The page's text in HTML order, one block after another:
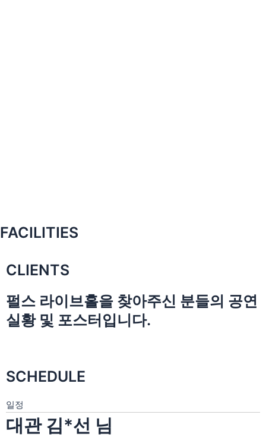
FACILITIES
CLIENTS
펄스 라이브홀을 찾아주신 분들의 공연
실황 및 포스터입니다.
SCHEDULE
일정
대관 김*선 님